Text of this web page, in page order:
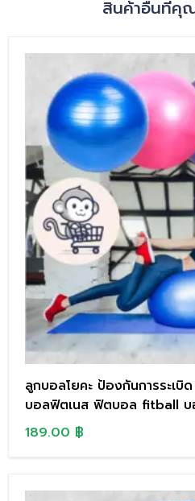
สินค้าอื่นที่คุ
ลูกบอลโยคะ ป้องกันการระเ
บอลฟิตเนส ฟิตบอล fitball บ
189.00 ฿